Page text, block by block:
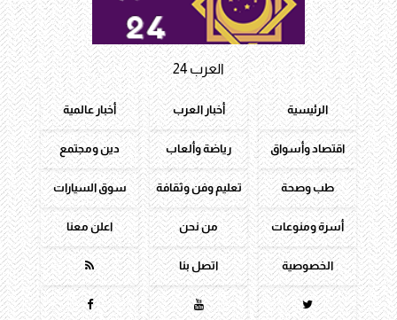
العرب 24
الرئيسية أخبار العرب أخبار عالمية
اقتصاد وأسواق رياضة وألعاب دين ومجتمع
طب وصحة تعليم وفن وثقافة سوق السيارات
أسرة ومنوعات من نحن اعلن معنا
الخصوصية اتصل بنا 


